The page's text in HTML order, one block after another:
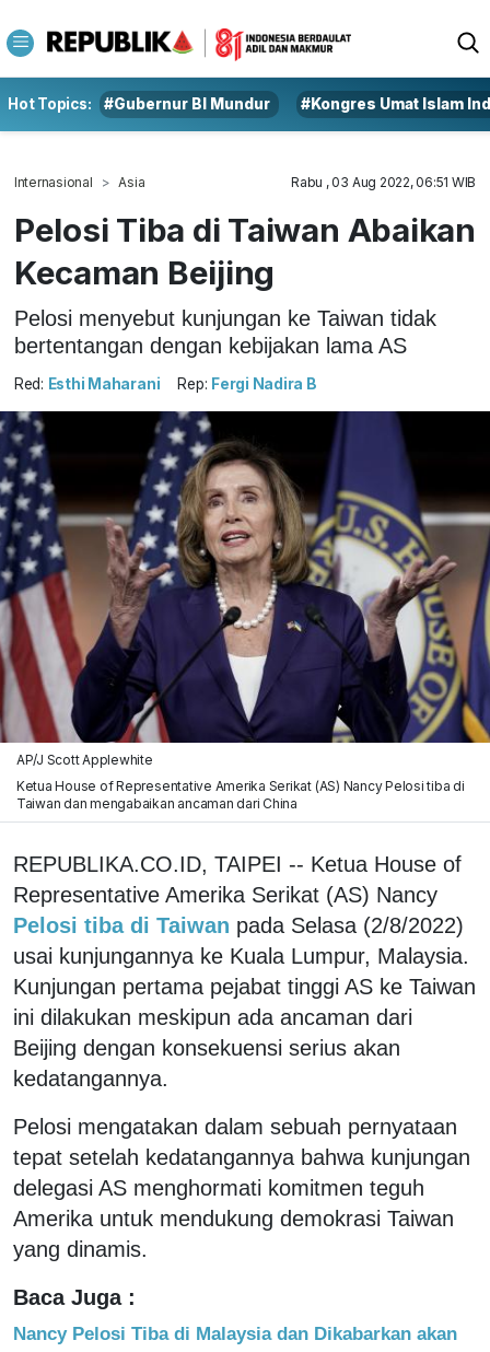
Hot Topics: #Gubernur BI Mundur #Kongres Umat Islam
Internasional Asia Rabu , 03 Aug 2022, 06:51 WIB
Pelosi Tiba di Taiwan Abaikan
Kecaman Beijing
Pelosi menyebut kunjungan ke Taiwan tidak
bertentangan dengan kebijakan lama AS
Red: Esthi Maharani Rep: Fergi Nadira B
AP/J Scott Applewhite
Ketua House of Representative Amerika Serikat (AS) Nancy Pelosi tiba di
Taiwan dan mengabaikan ancaman dari China
REPUBLIKA.CO.ID, TAIPEI -- Ketua House of
Representative Amerika Serikat (AS) Nancy
Pelosi tiba di Taiwan pada Selasa (2/8/2022)
usai kunjungannya ke Kuala Lumpur, Malaysia.
Kunjungan pertama pejabat tinggi AS ke Taiwan
ini dilakukan meskipun ada ancaman dari
Beijing dengan konsekuensi serius akan
kedatangannya.
Pelosi mengatakan dalam sebuah pernyataan
tepat setelah kedatangannya bahwa kunjungan
delegasi AS menghormati komitmen teguh
Amerika untuk mendukung demokrasi Taiwan
yang dinamis.
Baca Juga :
Nancy Pelosi Tiba di Malaysia dan Dikabarkan akan